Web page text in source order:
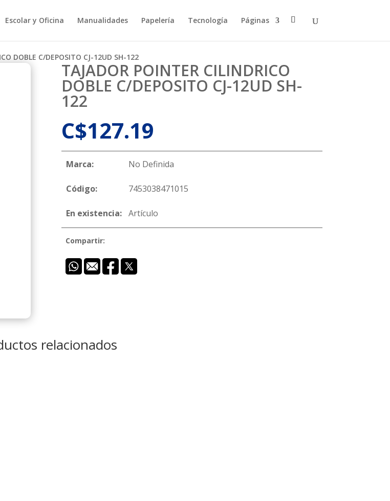
Escolar y Oficina Manualidades Papelería Tecnología Páginas
DOBLE C/DEPOSITO CJ-12UD SH-122
TAJADOR POINTER CILINDRICO
DOBLE C/DEPOSITO CJ-12UD SH-
122
C$127.19
Marca: No Definida
Código: 7453038471015
En existencia: Artículo
Compartir:
relacionados